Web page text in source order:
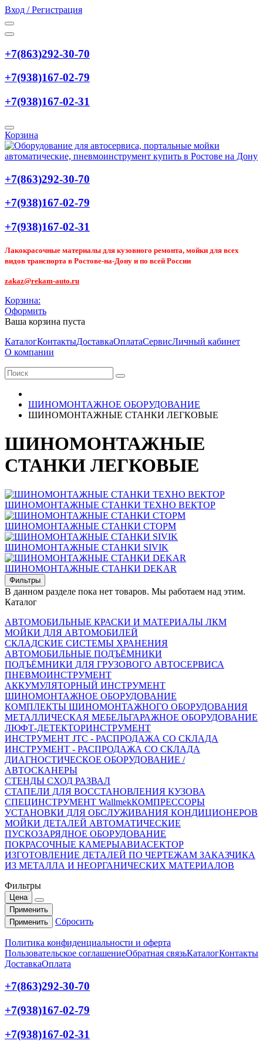
Вход / Регистрация
+7(863)292-30-70
+7(938)167-02-79
+7(938)167-02-31
Корзина
+7(863)292-30-70
+7(938)167-02-79
+7(938)167-02-31
Лакокрасочные материалы для кузовного ремонта, мойки для всех
видов транспорта в Ростове-на-Дону и по всей России
zakaz@rekam-auto.ru
Корзина:
Оформить
Ваша корзина пуста
КаталогКонтактыДоставкаОплатаСервисЛичный кабинет
О компании
ШИНОМОНТАЖНОЕ ОБОРУДОВАНИЕ
ШИНОМОНТАЖНЫЕ СТАНКИ ЛЕГКОВЫЕ
ШИНОМОНТАЖНЫЕ
СТАНКИ ЛЕГКОВЫЕ
ШИНОМОНТАЖНЫЕ СТАНКИ ТЕХНО ВЕКТОР
ШИНОМОНТАЖНЫЕ СТАНКИ СТОРМ
ШИНОМОНТАЖНЫЕ СТАНКИ SIVIK
ШИНОМОНТАЖНЫЕ СТАНКИ DEKAR
Фильтры
В данном разделе пока нет товаров. Мы работаем над этим.
Каталог
АВТОМОБИЛЬНЫЕ КРАСКИ И МАТЕРИАЛЫ ЛКМ
МОЙКИ ДЛЯ АВТОМОБИЛЕЙ
СКЛАДСКИЕ СИСТЕМЫ ХРАНЕНИЯ
АВТОМОБИЛЬНЫЕ ПОДЪЁМНИКИ
ПОДЪЁМНИКИ ДЛЯ ГРУЗОВОГО АВТОСЕРВИСА
ПНЕВМОИНСТРУМЕНТ
АККУМУЛЯТОРНЫЙ ИНСТРУМЕНТ
ШИНОМОНТАЖНОЕ ОБОРУДОВАНИЕ
КОМПЛЕКТЫ ШИНОМОНТАЖНОГО ОБОРУДОВАНИЯ
МЕТАЛЛИЧЕСКАЯ МЕБЕЛЬГАРАЖНОЕ ОБОРУДОВАНИЕ
ЛЮФТ-ДЕТЕКТОРИНСТРУМЕНТ
ИНСТРУМЕНТ JTC - РАСПРОДАЖА СО СКЛАДА
ИНСТРУМЕНТ - РАСПРОДАЖА СО СКЛАДА
ДИАГНОСТИЧЕСКОЕ ОБОРУДОВАНИЕ /
АВТОСКАНЕРЫ
СТЕНДЫ СХОД РАЗВАЛ
СТАПЕЛИ ДЛЯ ВОССТАНОВЛЕНИЯ КУЗОВА
СПЕЦИНСТРУМЕНТ WallmekКОМПРЕССОРЫ
УСТАНОВКИ ДЛЯ ОБСЛУЖИВАНИЯ КОНДИЦИОНЕРОВ
МОЙКИ ДЕТАЛЕЙ АВТОМАТИЧЕСКИЕ
ПУСКОЗАРЯДНОЕ ОБОРУДОВАНИЕ
ПОКРАСОЧНЫЕ КАМЕРЫАВИАСЕКТОР
ИЗГОТОВЛЕНИЕ ДЕТАЛЕЙ ПО ЧЕРТЕЖАМ ЗАКАЗЧИКА
ИЗ МЕТАЛЛА И НЕОРГАНИЧЕСКИХ МАТЕРИАЛОВ
Фильтры
Цена
Применить
Применить
Сбросить
Политика конфиденциальности и оферта
Пользовательское соглашениеОбратная связьКаталогКонтакты
ДоставкаОплата
+7(863)292-30-70
+7(938)167-02-79
+7(938)167-02-31